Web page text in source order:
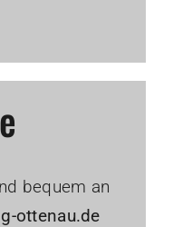
bequem an
ottenau.de